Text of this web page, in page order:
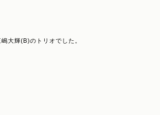
輝(B)のトリオでした。